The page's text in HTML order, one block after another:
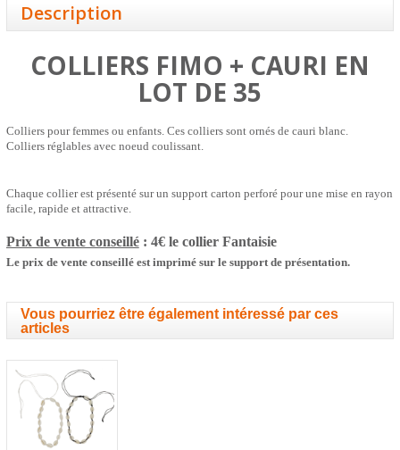
Description
COLLIERS FIMO + CAURI EN
LOT DE 35
Colliers pour femmes ou enfants. Ces colliers sont ornés de cauri blanc.
Colliers réglables avec noeud coulissant.
Chaque collier est présenté sur un support carton perforé pour une mise en rayon
facile, rapide et attractive.
Prix de vente conseillé: 4€ le collier Fantaisie
Le prix de vente conseillé est imprimé sur le support de présentation.
Vous pourriez être également intéressé par ces
articles